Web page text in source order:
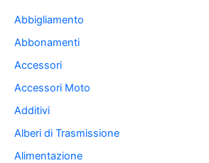
Abbigliamento
Abbonamenti
Accessori
Accessori Moto
Additivi
Alberi di Trasmissione
Alimentazione